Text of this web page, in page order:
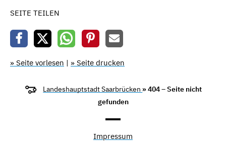
SEITE TEILEN
» Seite vorlesen | » Seite drucken
Landeshauptstadt Saarbrücken » 404 – Seite nicht
gefunden
Impressum